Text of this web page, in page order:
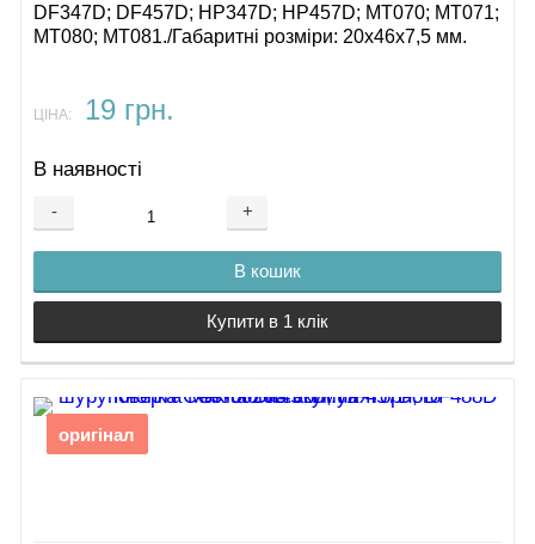
DF347D; DF457D; HP347D; HP457D; MT070; MT071;
MT080; MT081./Габаритні розміри: 20х46х7,5 мм.
ЦІНА: 19 грн.
В наявності
- +
В кошик
Купити в 1 клік
оригінал